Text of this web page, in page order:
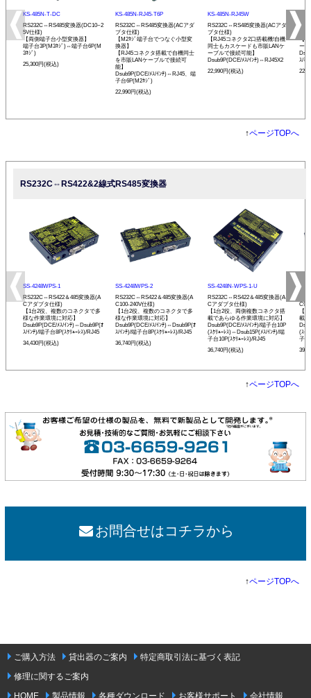
KS-485N-T-DC
RS232C⇔RS485変換器(DC10~2
5V仕様)
【両側端子台小型変換器】
端子台3P(M3ﾈｼﾞ)⇔端子台6P(M
3ﾈｼﾞ)
25,300円(税込)
KS-485N-RJ45-T6P
RS232C⇔RS485変換器(ACアダ
プタ仕様)
【M2ﾈｼﾞ端子台でつなぐ小型変
換器】
【RJ45コネクタ搭載で自機同士
を市販LANケーブルで接続可
能】
Dsub9P(DCE/ﾒｽ/ｲﾝﾁ)⇔RJ45、端
子台6P(M2ﾈｼﾞ)
22,990円(税込)
KS-485N-RJ45W
RS232C⇔RS485変換器(ACアダ
プタ仕様)
【RJ45コネクタ2口搭載機!自機
同士もカスケードも市販LANケ
ーブルで接続可能】
Dsub9P(DCE/ﾒｽ/ｲﾝﾁ)⇔RJ45X2
22,990円(税込)
【
ー
ｽ/ﾐﾘ)
↑ページTOPへ
RS232C⇔RS422&2線式RS485変換器
SS-4248WPS-1
RS232C⇔RS422＆485変換器(A
Cアダプタ仕様)
【1台2役、複数のコネクタで多
様な作業環境に対応】
Dsub9P(DCE/ﾒｽ/ｲﾝﾁ)⇔Dsub9P(ｵ
ｽ/ｲﾝﾁ)/端子台8P(ｽｸﾘｭｰﾚｽ)/RJ45
34,430円(税込)
SS-4248WPS-2
RS232C⇔RS422＆485変換器(A
C100-240V仕様)
【1台2役、複数のコネクタで多
様な作業環境に対応】
Dsub9P(DCE/ﾒｽ/ｲﾝﾁ)⇔Dsub9P(ｵ
ｽ/ｲﾝﾁ)/端子台8P(ｽｸﾘｭｰﾚｽ)/RJ45
36,740円(税込)
SS-4248N-WPS-1-U
RS232C⇔RS422＆485変換器(A
Cアダプタ仕様)
【1台2役、両側複数コネクタ搭
載であらゆる作業環境に対応】
Dsub9P(DCE/ﾒｽ/ｲﾝﾁ)/端子台10P
(ｽｸﾘｭｰﾚｽ)⇔Dsub15P(ﾒｽ/ｲﾝﾁ)/端
子台10P(ｽｸﾘｭｰﾚｽ)/RJ45
36,740円(税込)
SS-
【
載
(ｽｸ
子台
↑ページTOPへ
お問合せはコチラから
↑ページTOPへ
ご購入方法 貸出器のご案内
特定商取引法に基づく表記
修理に関するご案内
HOME
製品情報 各種ダウンロード お客様サポート 会社情報